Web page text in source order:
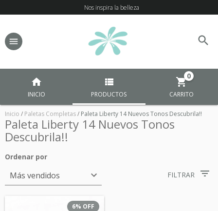
Nos inspira la belleza
INICIO PRODUCTOS CARRITO
0
Inicio / Paletas Completas/ Paleta Liberty 14 Nuevos Tonos Descubrila!!
Paleta Liberty 14 Nuevos Tonos
Descubrila!!
Ordenar por
FILTRAR
6% OFF